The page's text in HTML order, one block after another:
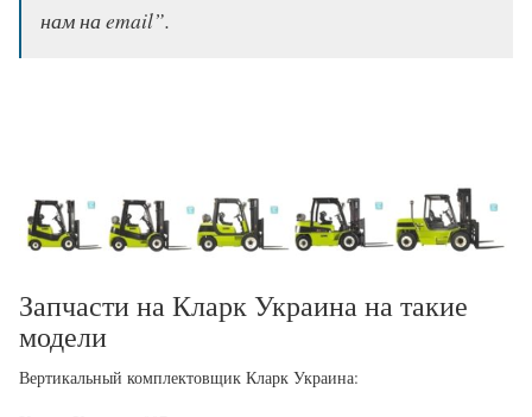
нам на email”.
Запчасти на Кларк Украина на такие
модели
Вертикальный комплектовщик Кларк Украина: